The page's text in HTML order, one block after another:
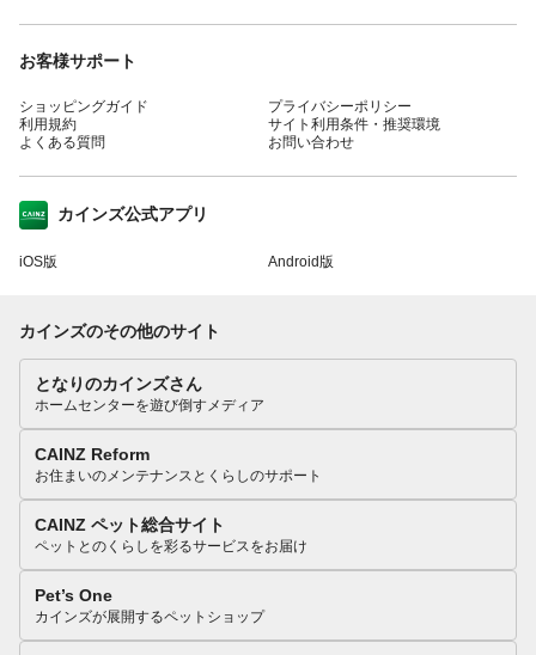
お客様サポート
ショッピングガイド
利用規約
よくある質問
プライバシーポリシー
サイト利用条件・推奨環境
お問い合わせ
カインズ公式アプリ
iOS版 Android版
カインズのその他のサイト
となりのカインズさん
ホームセンターを遊び倒すメディア
CAINZ Reform
お住まいのメンテナンスとくらしのサポート
CAINZ ペット総合サイト
ペットとのくらしを彩るサービスをお届け
Pet’s One
カインズが展開するペットショップ